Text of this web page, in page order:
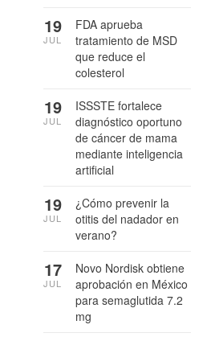
FDA aprueba
tratamiento de MSD
que reduce el
colesterol
19
JUL
ISSSTE fortalece
diagnóstico oportuno
de cáncer de mama
mediante inteligencia
artificial
19
JUL
¿Cómo prevenir la
otitis del nadador en
verano?
19
JUL
Novo Nordisk obtiene
aprobación en México
para semaglutida 7.2
mg
17
JUL